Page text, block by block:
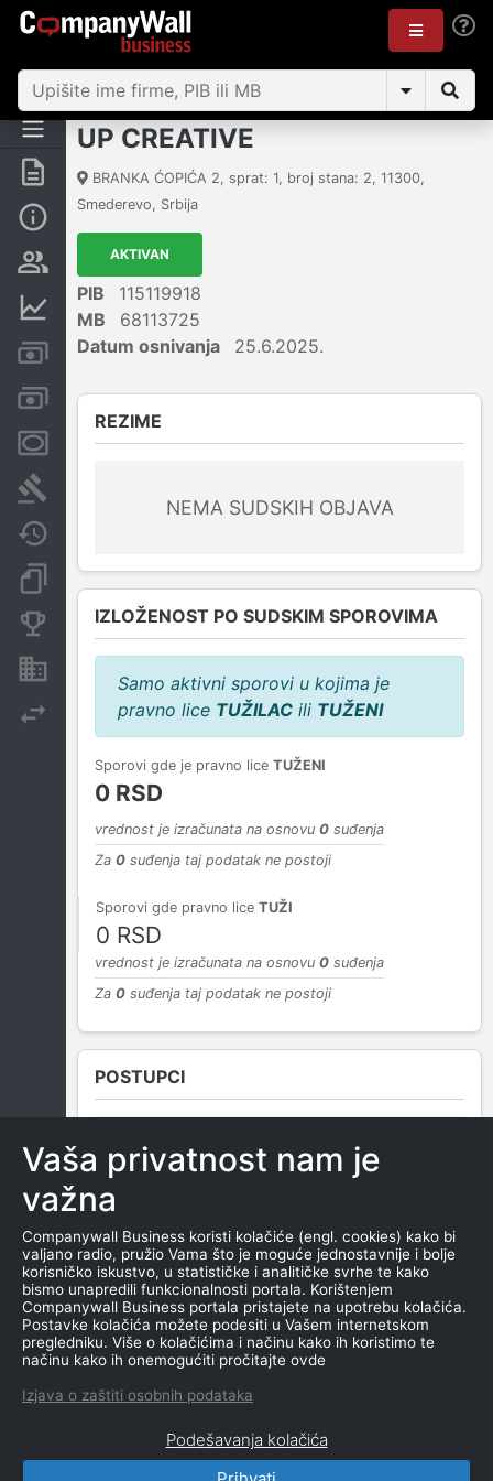
Rezime
Osnovni podaci
Vlasnička struktura
Kreditni limit kompanije
Računi i blokade
Menice i zaloge
Dokumenti i objave
Konkurentske kompanije
UP CREATIVE
BRANKA ĆOPIĆA 2, sprat: 1, broj stana: 2, 11300,
Smederevo, Srbija
AKTIVAN
PIB
115119918
MB
68113725
Datum osnivanja
25.6.2025.
REZIME
NEMA SUDSKIH OBJAVA
IZLOŽENOST PO SUDSKIM SPOROVIMA
Samo aktivni sporovi u kojima je
pravno lice TUŽILAC ili TUŽENI
Sporovi gde je pravno lice TUŽENI
0 RSD
vrednost je izračunata na osnovu 0 suđenja
Za 0 suđenja taj podatak ne postoji
Sporovi gde pravno lice TUŽI
0 RSD
vrednost je izračunata na osnovu 0 suđenja
Za 0 suđenja taj podatak ne postoji
POSTUPCI
NEMA SUDSKIH OBJAVA
ROČIŠTA
NEMA SUDSKIH OBJAVA
CompanyWall Business © 2026
Vaša privatnost nam je
važna
Companywall Business koristi kolačiće (engl. cookies) kako bi
valjano radio, pružio Vama što je moguće jednostavnije i bolje
korisničko iskustvo, u statističke i analitičke svrhe te kako
bismo unapredili funkcionalnosti portala. Korištenjem
Companywall Business portala pristajete na upotrebu kolačića.
Postavke kolačića možete podesiti u Vašem internetskom
pregledniku. Više o kolačićima i načinu kako ih koristimo te
načinu kako ih onemogućiti pročitajte ovde
Izjava o zaštiti osobnih podataka
Podešavanja kolačića